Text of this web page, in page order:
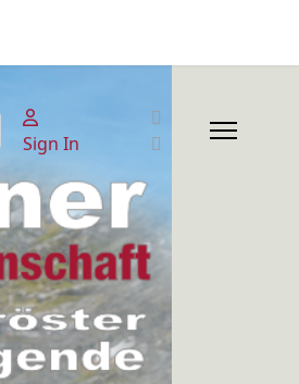
Sign In